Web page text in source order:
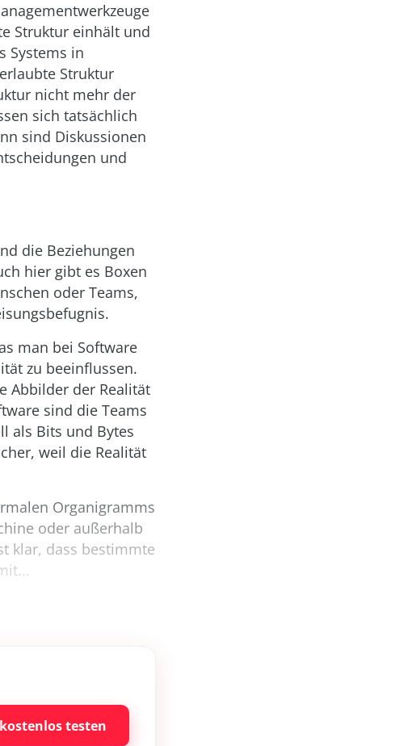
Struktur einhält und
Systems in
Struktur
nicht mehr der
sich tatsächlich
sind Diskussionen
und
die Beziehungen
hier gibt es Boxen
oder Teams,
man bei Software
zu beeinflussen.
Abbilder der Realität
sind die Teams
als Bits und Bytes
weil die Realität
Organigramms
oder außerhalb
klar, dass bestimmte
testen